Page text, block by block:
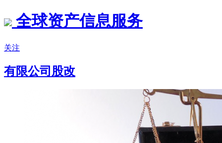
全球资产信息服务
关注
有限公司股改